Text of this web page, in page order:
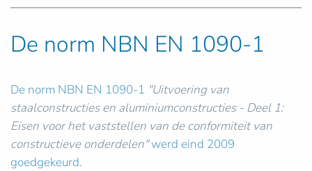
De norm NBN EN 1090-1
De norm NBN EN 1090-1 "Uitvoering van
staalconstructies en aluminiumconstructies - Deel 1:
Eisen voor het vaststellen van de conformiteit van
constructieve onderdelen"werd eind 2009
goedgekeurd.